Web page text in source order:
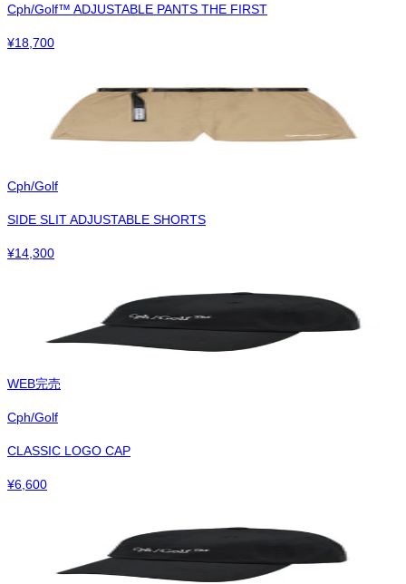
Cph/Golf™︎ ADJUSTABLE PANTS THE FIRST
¥18,700
Cph/Golf
SIDE SLIT ADJUSTABLE SHORTS
¥14,300
WEB完売
Cph/Golf
CLASSIC LOGO CAP
¥6,600